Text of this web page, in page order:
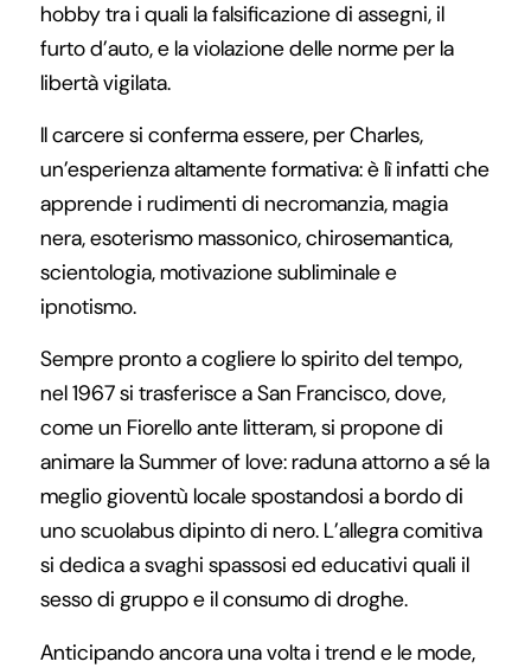
hobby tra i quali la falsificazione di assegni, il
furto d’auto, e la violazione delle norme per la
libertà vigilata.
Il carcere si conferma essere, per Charles,
un’esperienza altamente formativa: è lì infatti che
apprende i rudimenti di necromanzia, magia
nera, esoterismo massonico, chirosemantica,
scientologia, motivazione subliminale e
ipnotismo.
Sempre pronto a cogliere lo spirito del tempo,
nel 1967 si trasferisce a San Francisco, dove,
come un Fiorello ante litteram, si propone di
animare la Summer of love: raduna attorno a sé la
meglio gioventù locale spostandosi a bordo di
uno scuolabus dipinto di nero. L’allegra comitiva
si dedica a svaghi spassosi ed educativi quali il
sesso di gruppo e il consumo di droghe.
Anticipando ancora una volta i trend e le mode,